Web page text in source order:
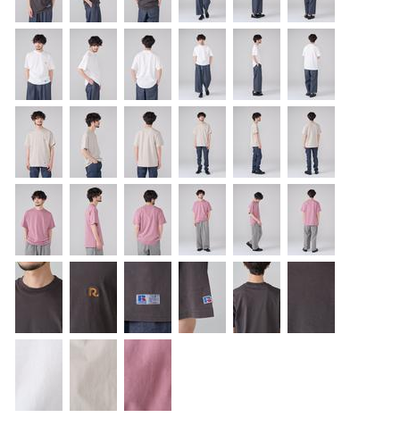
OUTLET : アウトレット
MENS : メンズ
LADIES : レディース
新規会員登録
お買い物カゴ
ご利用ガイド
特定商取引法に基づく表記
ご利用規約
お問い合わせ